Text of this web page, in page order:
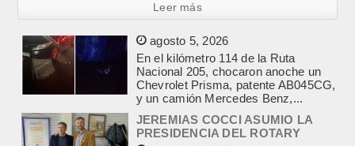
Leer más
JEREMIAS COCCI ASUMIO LA
PRESIDENCIA DEL ROTARY
agosto 4, 2026
En el salón de la avenida Yrigoyen
colmado, asumió la presidencia del
Rotary Club de Lobos Jeremías
Cocci, para el...